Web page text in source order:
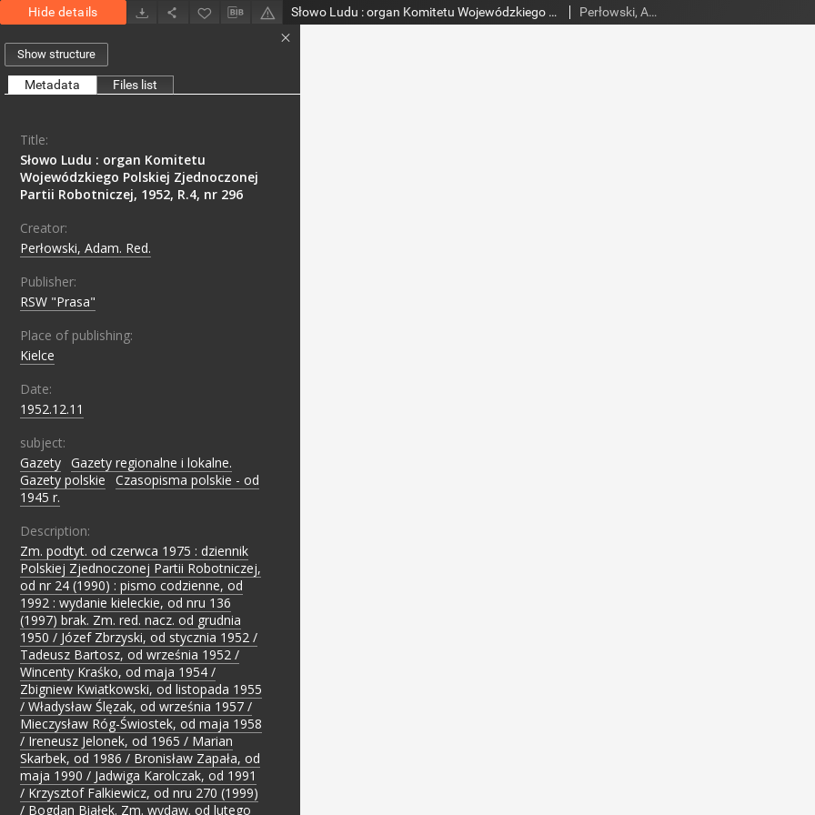
Hide details Słowo Ludu : organ Komitetu Wojewódzkiego Polskiej Zjednoczonej Partii Robotniczej, 1952, R.4, nr 296 Perłowski, Adam. Red.
Show structure
Metadata Files list
Title:
Słowo Ludu : organ Komitetu
Wojewódzkiego Polskiej Zjednoczonej
Partii Robotniczej, 1952, R.4, nr 296
Creator:
Perłowski, Adam. Red.
Publisher:
RSW "Prasa"
Place of publishing:
Kielce
Date:
1952.12.11
subject:
Gazety Gazety regionalne i lokalne.
Gazety polskie
Czasopisma polskie - od
1945 r.
Description:
Zm. podtyt. od czerwca 1975 : dziennik
Polskiej Zjednoczonej Partii Robotniczej,
od nr 24 (1990) : pismo codzienne, od
1992 : wydanie kieleckie, od nru 136
(1997) brak. Zm. red. nacz. od grudnia
1950 / Józef Zbrzyski, od stycznia 1952 /
Tadeusz Bartosz, od września 1952 /
Wincenty Kraśko, od maja 1954 /
Zbigniew Kwiatkowski, od listopada 1955
/ Władysław Ślęzak, od września 1957 /
Mieczysław Róg-Świostek, od maja 1958
/ Ireneusz Jelonek, od 1965 / Marian
Skarbek, od 1986 / Bronisław Zapała, od
maja 1990 / Jadwiga Karolczak, od 1991
/ Krzysztof Falkiewicz, od nru 270 (1999)
/ Bogdan Białek. Zm. wydaw. od lutego